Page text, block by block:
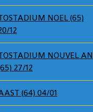
NOEL (65)
12
NOUVEL AN
27/12
(64) 04/01